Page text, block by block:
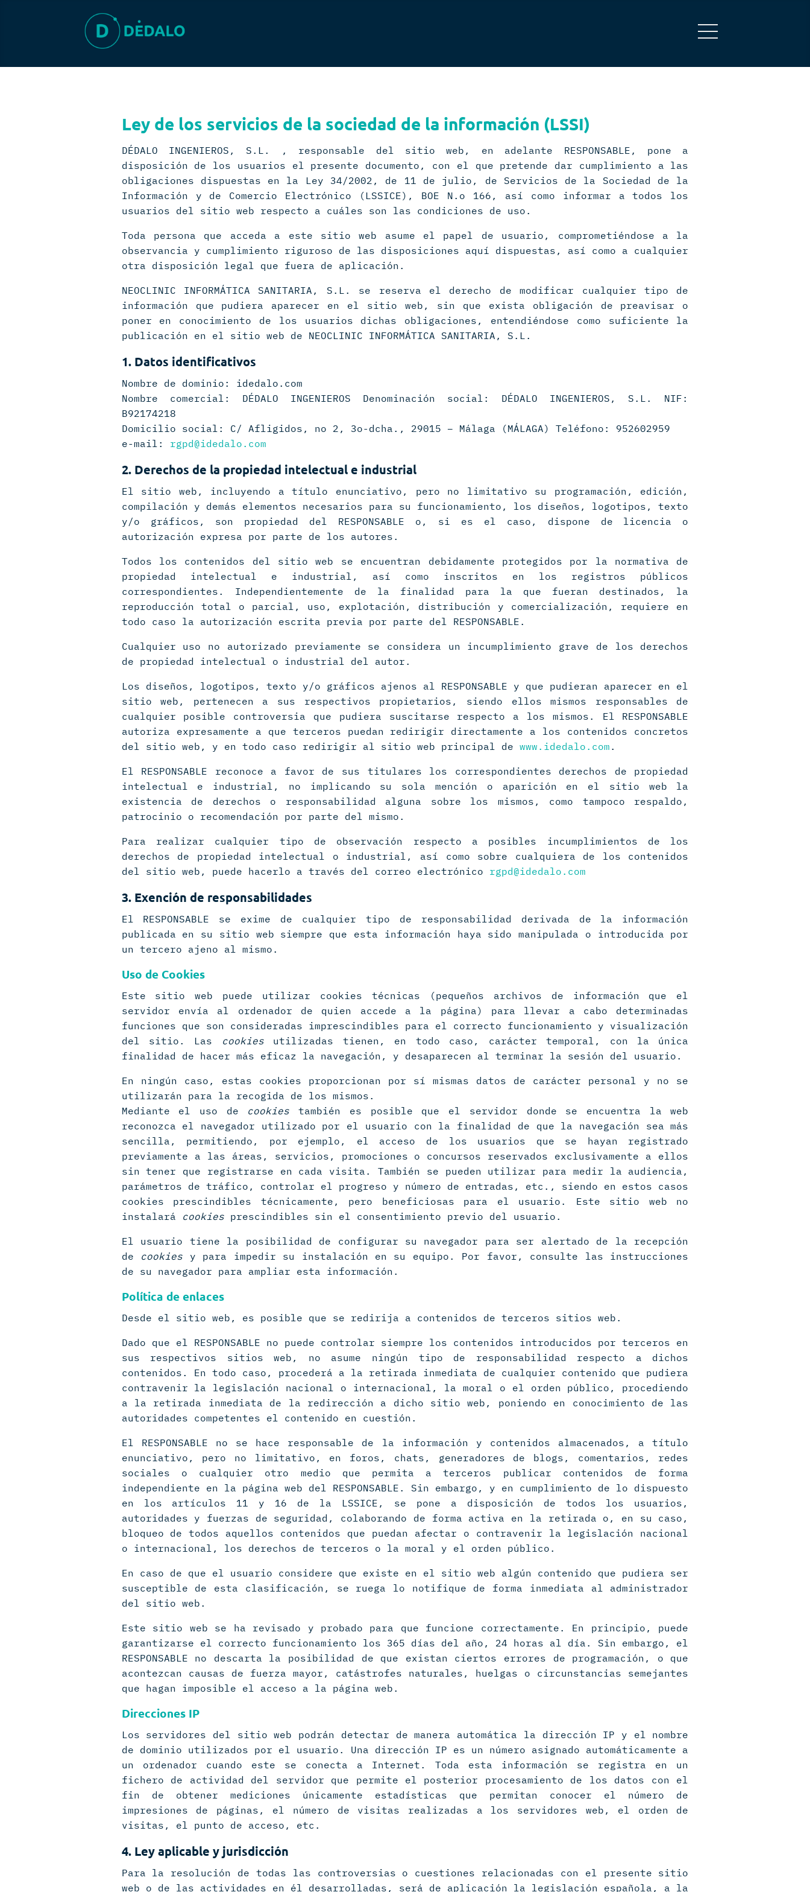
Ley de los servicios de la sociedad de la información (LSSI)
DÉDALO INGENIEROS, S.L. , responsable del sitio web, en adelante RESPONSABLE, pone a
disposición de los usuarios el presente documento, con el que pretende dar cumplimiento a las
obligaciones dispuestas en la Ley 34/2002, de 11 de julio, de Servicios de la Sociedad de la
Información y de Comercio Electrónico (LSSICE), BOE N.o 166, así como informar a todos los
usuarios del sitio web respecto a cuáles son las condiciones de uso.
Toda persona que acceda a este sitio web asume el papel de usuario, comprometiéndose a la
observancia y cumplimiento riguroso de las disposiciones aquí dispuestas, así como a cualquier
otra disposición legal que fuera de aplicación.
NEOCLINIC INFORMÁTICA SANITARIA, S.L. se reserva el derecho de modificar cualquier tipo de
información que pudiera aparecer en el sitio web, sin que exista obligación de preavisar o
poner en conocimiento de los usuarios dichas obligaciones, entendiéndose como suficiente la
publicación en el sitio web de NEOCLINIC INFORMÁTICA SANITARIA, S.L.
1. Datos identificativos
Nombre de dominio: idedalo.com
Nombre comercial: DÉDALO INGENIEROS Denominación social: DÉDALO INGENIEROS, S.L. NIF:
B92174218
Domicilio social: C/ Afligidos, no 2, 3o-dcha., 29015 – Málaga (MÁLAGA) Teléfono: 952602959
e-mail: rgpd@idedalo.com
2. Derechos de la propiedad intelectual e industrial
El sitio web, incluyendo a título enunciativo, pero no limitativo su programación, edición,
compilación y demás elementos necesarios para su funcionamiento, los diseños, logotipos, texto
y/o gráficos, son propiedad del RESPONSABLE o, si es el caso, dispone de licencia o
autorización expresa por parte de los autores.
Todos los contenidos del sitio web se encuentran debidamente protegidos por la normativa de
propiedad intelectual e industrial, así como inscritos en los registros públicos
correspondientes. Independientemente de la finalidad para la que fueran destinados, la
reproducción total o parcial, uso, explotación, distribución y comercialización, requiere en
todo caso la autorización escrita previa por parte del RESPONSABLE.
Cualquier uso no autorizado previamente se considera un incumplimiento grave de los derechos
de propiedad intelectual o industrial del autor.
Los diseños, logotipos, texto y/o gráficos ajenos al RESPONSABLE y que pudieran aparecer en el
sitio web, pertenecen a sus respectivos propietarios, siendo ellos mismos responsables de
cualquier posible controversia que pudiera suscitarse respecto a los mismos. El RESPONSABLE
autoriza expresamente a que terceros puedan redirigir directamente a los contenidos concretos
del sitio web, y en todo caso redirigir al sitio web principal de www.idedalo.com .
El RESPONSABLE reconoce a favor de sus titulares los correspondientes derechos de propiedad
intelectual e industrial, no implicando su sola mención o aparición en el sitio web la
existencia de derechos o responsabilidad alguna sobre los mismos, como tampoco respaldo,
patrocinio o recomendación por parte del mismo.
Para realizar cualquier tipo de observación respecto a posibles incumplimientos de los
derechos de propiedad intelectual o industrial, así como sobre cualquiera de los contenidos
del sitio web, puede hacerlo a través del correo electrónico rgpd@idedalo.com
3. Exención de responsabilidades
El RESPONSABLE se exime de cualquier tipo de responsabilidad derivada de la información
publicada en su sitio web siempre que esta información haya sido manipulada o introducida por
un tercero ajeno al mismo.
Uso de Cookies
Este sitio web puede utilizar cookies técnicas (pequeños archivos de información que el
servidor envía al ordenador de quien accede a la página) para llevar a cabo determinadas
funciones que son consideradas imprescindibles para el correcto funcionamiento y visualización
del sitio. Las
cookiesutilizadas tienen, en todo caso, carácter temporal, con la única
finalidad de hacer más eficaz la navegación, y desaparecen al terminar la sesión del usuario.
En ningún caso, estas cookies proporcionan por sí mismas datos de carácter personal y no se
utilizarán para la recogida de los mismos.
Mediante el uso de cookies también es posible que el servidor donde se encuentra la web
reconozca el navegador utilizado por el usuario con la finalidad de que la navegación sea más
sencilla, permitiendo, por ejemplo, el acceso de los usuarios que se hayan registrado
previamente a las áreas, servicios, promociones o concursos reservados exclusivamente a ellos
sin tener que registrarse en cada visita. También se pueden utilizar para medir la audiencia,
parámetros de tráfico, controlar el progreso y número de entradas, etc., siendo en estos casos
cookies prescindibles técnicamente, pero beneficiosas para el usuario. Este sitio web no
instalará
cookiesprescindibles sin el consentimiento previo del usuario.
El usuario tiene la posibilidad de configurar su navegador para ser alertado de la recepción
de cookies y para impedir su instalación en su equipo. Por favor, consulte las instrucciones
de su navegador para ampliar esta información.
Política de enlaces
Desde el sitio web, es posible que se redirija a contenidos de terceros sitios web.
Dado que el RESPONSABLE no puede controlar siempre los contenidos introducidos por terceros en
sus respectivos sitios web, no asume ningún tipo de responsabilidad respecto a dichos
contenidos. En todo caso, procederá a la retirada inmediata de cualquier contenido que pudiera
contravenir la legislación nacional o internacional, la moral o el orden público, procediendo
a la retirada inmediata de la redirección a dicho sitio web, poniendo en conocimiento de las
autoridades competentes el contenido en cuestión.
El RESPONSABLE no se hace responsable de la información y contenidos almacenados, a título
enunciativo, pero no limitativo, en foros, chats, generadores de blogs, comentarios, redes
sociales o cualquier otro medio que permita a terceros publicar contenidos de forma
independiente en la página web del RESPONSABLE. Sin embargo, y en cumplimiento de lo dispuesto
en los artículos 11 y 16 de la LSSICE, se pone a disposición de todos los usuarios,
autoridades y fuerzas de seguridad, colaborando de forma activa en la retirada o, en su caso,
bloqueo de todos aquellos contenidos que puedan afectar o contravenir la legislación nacional
o internacional, los derechos de terceros o la moral y el orden público.
En caso de que el usuario considere que existe en el sitio web algún contenido que pudiera ser
susceptible de esta clasificación, se ruega lo notifique de forma inmediata al administrador
del sitio web.
Este sitio web se ha revisado y probado para que funcione correctamente. En principio, puede
garantizarse el correcto funcionamiento los 365 días del año, 24 horas al día. Sin embargo, el
RESPONSABLE no descarta la posibilidad de que existan ciertos errores de programación, o que
acontezcan causas de fuerza mayor, catástrofes naturales, huelgas o circunstancias semejantes
que hagan imposible el acceso a la página web.
Direcciones IP
Los servidores del sitio web podrán detectar de manera automática la dirección IP y el nombre
de dominio utilizados por el usuario. Una dirección IP es un número asignado automáticamente a
un ordenador cuando este se conecta a Internet. Toda esta información se registra en un
fichero de actividad del servidor que permite el posterior procesamiento de los datos con el
fin de obtener mediciones únicamente estadísticas que permitan conocer el número de
impresiones de páginas, el número de visitas realizadas a los servidores web, el orden de
visitas, el punto de acceso, etc.
4. Ley aplicable y jurisdicción
Para la resolución de todas las controversias o cuestiones relacionadas con el presente sitio
web o de las actividades en él desarrolladas, será de aplicación la legislación española, a la